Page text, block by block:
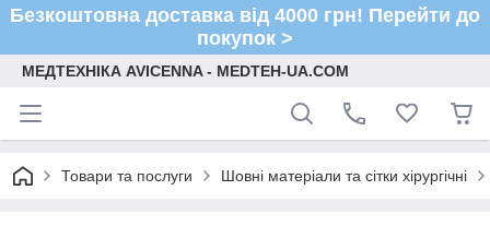
Безкоштовна доставка від 4000 грн! Перейти до
покупок >
МЕДТЕХНІКА AVICENNA - MEDTEH-UA.COM
Товари та послуги Шовні матеріали та сітки хірургічні